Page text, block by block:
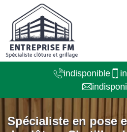
indisponible
Spécialiste en pose